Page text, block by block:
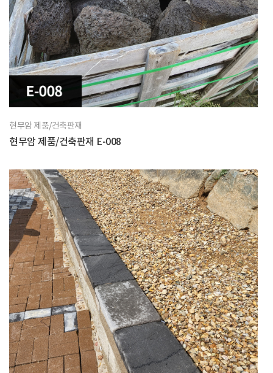
현무암 제품/건축판재
현무암 제품/건축판재 E-008